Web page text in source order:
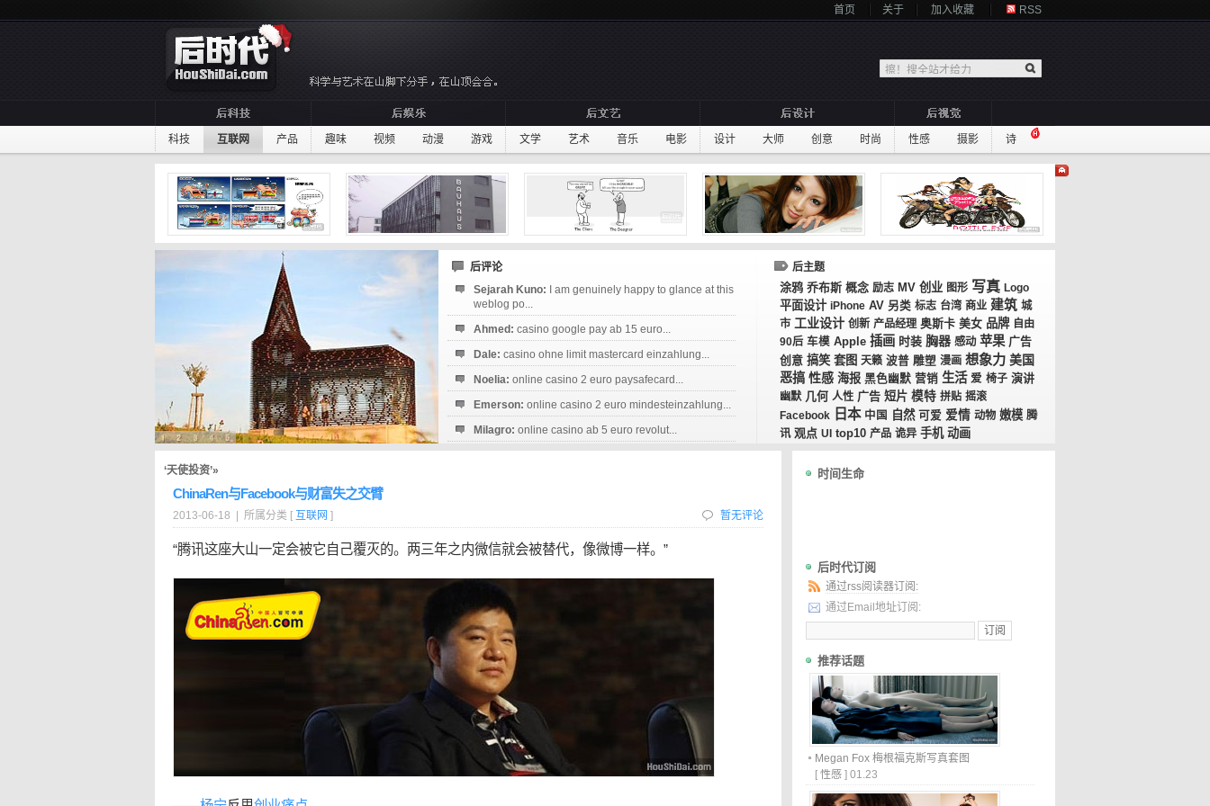
首页 关于 加入收藏 RSS
科技 互联网 产品 趣味 视频 动漫 游戏 文学 艺术 音乐 电影 设计 大师 创意 时尚 性感 摄影 诗
后评论
Sejarah Kuno:
I am genuinely happy to glance at this
weblog po...
Ahmed: casino google pay ab 15 euro...
Dale: casino ohne limit mastercard einzahlung...
Noelia: online casino 2 euro paysafecard...
Emerson: online casino 2 euro mindesteinzahlung...
Milagro: online casino ab 5 euro revolut...
后主题
涂鸦 乔布斯 概念 励志 MV 创业 图形 写真 Logo
平面设计 iPhone AV 另类 标志 台湾 商业 建筑 城
市 工业设计 创新 产品经理 奥斯卡 美女 品牌 自由
90后 车模 Apple 插画 时装 胸器 感动 苹果 广告
创意 搞笑 套图 天籁 波普 雕塑 漫画 想象力 美国
恶搞 性感 海报 黑色幽默 营销 生活 爱 椅子 演讲
幽默 几何 人性 广告 短片 模特 拼贴 摇滚
Facebook 日本 中国 自然 可爱 爱情 动物 嫩模 腾
讯 观点 UI top10 产品 诡异 手机 动画
‘天使投资’»
ChinaRen与Facebook与财富失之交臂
2013-06-18 | 所属分类 [ 互联网 ] 暂无评论
“腾讯这座大山一定会被它自己覆灭的。两三年之内微信就会被替代，像微博一样。”
时间生命
后时代订阅
通过rss阅读器订阅:
通过Email地址订阅:
推荐话题
Megan Fox 梅根福克斯写真套图
[ 性感 ] 01.23